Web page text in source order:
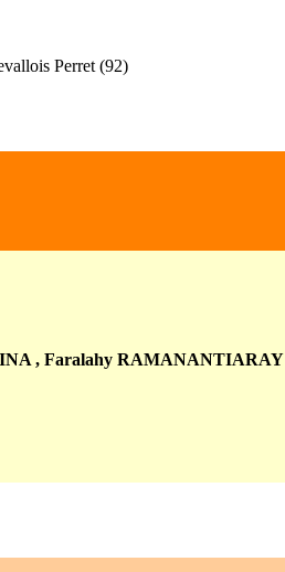
Perret (92)
, Faralahy RAMANANTIARAY